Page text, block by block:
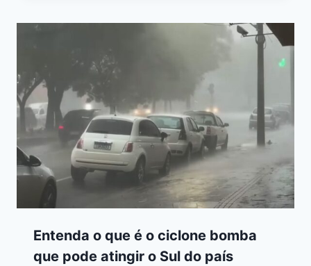
Entenda o que é o ciclone bomba
que pode atingir o Sul do país